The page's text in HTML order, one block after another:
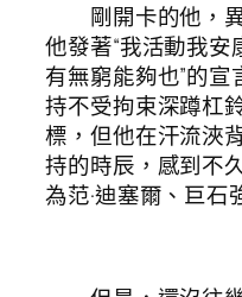
剛開卡的他，異
他發著“我活動我
有無窮能夠也”的
持不受拘束深蹲杠
標，但他在汗流浹
持的時辰，感到不
為范·迪塞爾、巨石